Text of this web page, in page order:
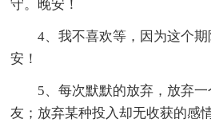
守。晚安！
4、我不喜欢等，因为这个
安！
5、每次默默的放弃，放弃
友；放弃某种投入却无收获的感